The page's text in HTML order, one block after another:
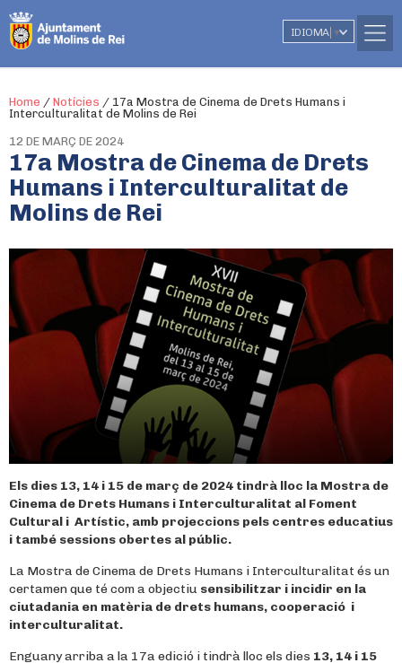
IDIOMA ▼
Home / Notícies / 17a Mostra de Cinema de Drets Humans i
Interculturalitat de Molins de Rei
12 DE MARÇ DE 2024
17a Mostra de Cinema de Drets
Humans i Interculturalitat de
Molins de Rei
Els dies 13, 14 i 15 de març de 2024 tindrà lloc la Mostra de
Cinema de Drets Humans i Interculturalitat al Foment
Cultural i Artístic, amb projeccions pels centres educatius
i també sessions obertes al públic.
La Mostra de Cinema de Drets Humans i Interculturalitat és un
certamen que té com a objectiu sensibilitzar i incidir en la
ciutadania en matèria de drets humans, cooperació i
interculturalitat.
Enguany arriba a la 17a edició i tindrà lloc els dies 13, 14 i 15